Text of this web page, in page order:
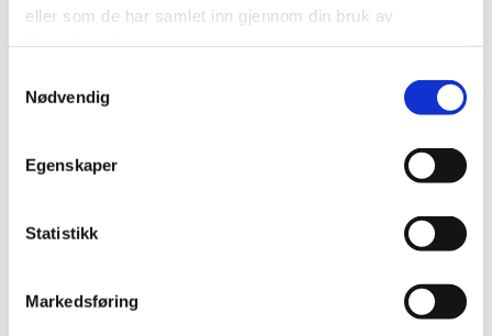
eller som de har samlet inn gjennom din bruk av
Nødvendig
Egenskaper
Statistikk
Markedsføring
Her kan du selv se om nettsiden din er
mobiltilpasset.
Kort oppsummert er et mobilvennlig nettsted mer
brukervennlig og viktig for å være synlig og tilstede i
Accelerated Mobile Pages – AMP
Brukere forventer at nettsiden din lastes umiddelbart
opplever høyere fluktfrekvens. Besøkende på en
nettside forventer at siden laster umiddelbart, og